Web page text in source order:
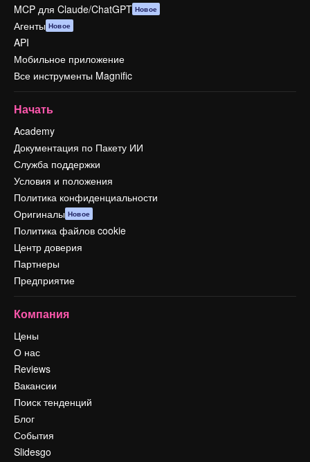
MCP для Claude/ChatGPT Новое
Агенты Новое
API
Мобильное приложение
Все инструменты Magnific
Начать
Academy
Документация по Пакету ИИ
Служба поддержки
Условия и положения
Политика конфиденциальности
Оригиналы Новое
Политика файлов cookie
Центр доверия
Партнеры
Предприятие
Компания
Цены
О нас
Reviews
Вакансии
Поиск тенденций
Блог
События
Slidesgo